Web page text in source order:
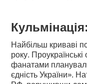
Найбільш криваві
року.
фанатами
єдність України».